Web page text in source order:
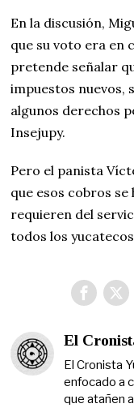
En la discusión,
que su voto era en
pretende señalar
impuestos nuevos,
algunos derechos
Insejupy.
Pero el panista
que esos cobros
requieren del
todos los
El
El Cronista
enfocado a
que atañen